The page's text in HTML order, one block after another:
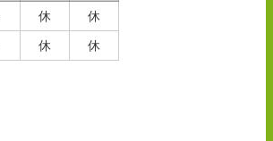
休 休
休
休